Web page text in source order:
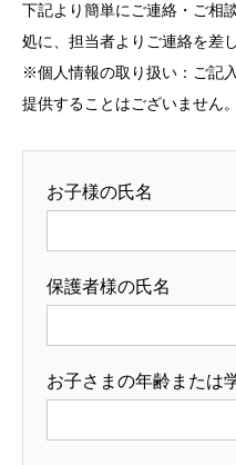
下記より簡単にご連絡・ご相
処に、担当者よりご連絡を差
※個人情報の取り扱い：ご記
提供することはございません。
お子様の氏名
保護者様の氏名
お子さまの年齢または